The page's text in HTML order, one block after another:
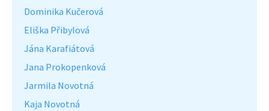
Dominika Kučerová
Eliška Přibylová
Jána Karafiátová
Jana Prokopenková
Jarmila Novotná
Kaja Novotná